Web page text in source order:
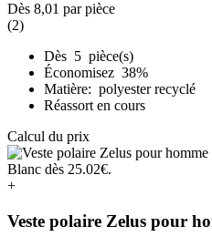
Dès 8,01 par pièce
(2)
Dès 5 pièce(s)
Économisez 38%
Matière: polyester recyclé
Réassort en cours
Calcul du prix
+
Veste polaire Zelus pour